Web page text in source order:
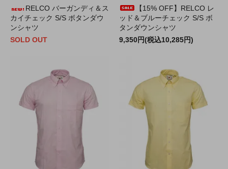
RELCO バーガンディ＆ス
カイチェック S/S ボタンダウ
ンシャツ
SOLD OUT
【15% OFF】RELCO レ
ッド＆ブルーチェック S/S ボ
タンダウンシャツ
9,350円(税込10,285円)